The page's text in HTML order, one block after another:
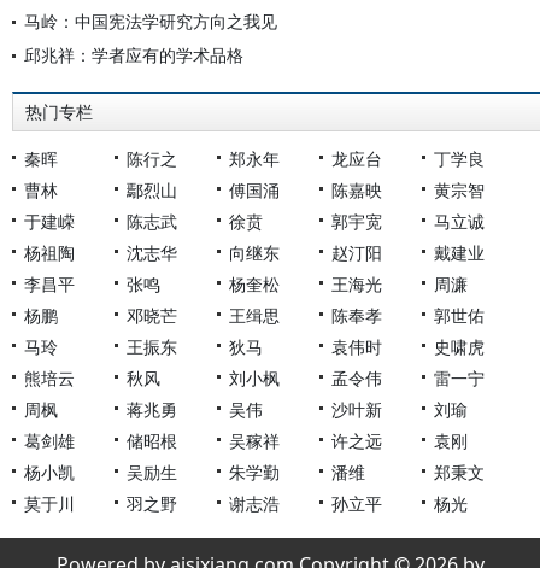
马岭：中国宪法学研究方向之我见
邱兆祥：学者应有的学术品格
热门专栏
秦晖 陈行之 郑永年 龙应台
丁学良
曹林
鄢烈山 傅国涌 陈嘉映
黄宗智
于建嵘
陈志武 徐贲 郭宇宽
马立诚
杨祖陶
沈志华 向继东 赵汀阳
戴建业
李昌平
张鸣 杨奎松 王海光
周濂
杨鹏
邓晓芒 王缉思 陈奉孝
郭世佑
马玲
王振东 狄马 袁伟时
史啸虎
熊培云
秋风 刘小枫 孟令伟
雷一宁
周枫
蒋兆勇 吴伟 沙叶新
刘瑜
葛剑雄
储昭根 吴稼祥 许之远
袁刚
杨小凯
吴励生 朱学勤 潘维
郑秉文
莫于川
羽之野 谢志浩 孙立平 杨光